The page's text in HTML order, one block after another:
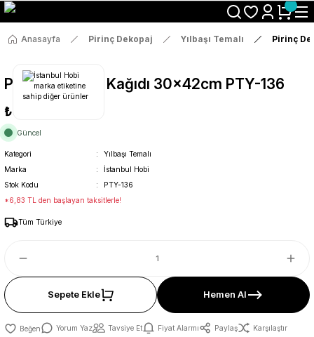
Size Özel "HG10" Koduyla Sepette Hemen %10 İndirimi Kaçırma
Anasayfa Pirinç Dekopaj Yılbaşı Temalı Pirinç
Pirinç Dekopaj Kağıdı 30x42cm PTY-136
₺36
Güncel
Kategori
Yılbaşı Temalı
Marka
İstanbul Hobi
Stok Kodu
PTY-136
*6,83 TL den başlayan taksitlerle!
Tüm Türkiye
Sepete Ekle Hemen Al
Yorum Yaz Tavsiye Et Fiyat Alarmı Paylaş Karşılaştır